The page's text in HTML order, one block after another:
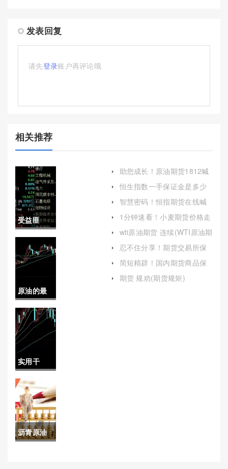
发表回复
请先登录账户再评论哦
相关推荐
受益匪
浅！常州
恒指期货
助投资者
顺利开启
财富之
路）
原油的最
终产物是
什么(原油
的最终产
物是什么
物质)
实用干
货！黄金
喊单间(市
场动态解
读)
沥青原油
助您成长！原油期货1812喊
恒生指数一手保证金是多少
金)
智慧密码！恒指期货在线喊
握市场机会)
1分钟速看！小麦期货价格走
价格的走势分析）
wti原油期货 连续(WTI原油期
忍不住分享！期货交易所保
要基石
简短精辟！国内期货商品保
少)
期货 规劝(期货规矩)